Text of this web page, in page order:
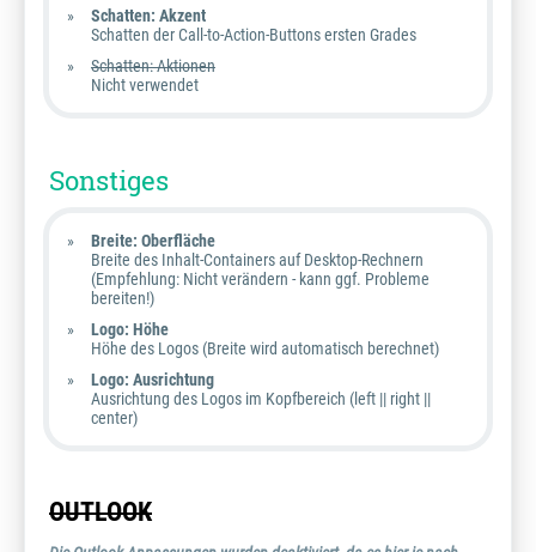
Schatten: Akzent
Schatten der Call-to-Action-Buttons ersten Grades
Schatten: Aktionen
Nicht verwendet
Sonstiges
Breite: Oberfläche
Breite des Inhalt-Containers auf Desktop-Rechnern
(Empfehlung: Nicht verändern - kann ggf. Probleme
bereiten!)
Logo: Höhe
Höhe des Logos (Breite wird automatisch berechnet)
Logo: Ausrichtung
Ausrichtung des Logos im Kopfbereich (left || right ||
center)
OUTLOOK